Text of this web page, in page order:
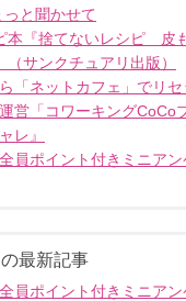
と聞かせて
本『捨てないレシピ 皮
サンクチュアリ出版）
「ネットカフェ」でリセ
営「コワーキングCoCo
レ』
員ポイント付きミニア
最新記事
員ポイント付きミニア